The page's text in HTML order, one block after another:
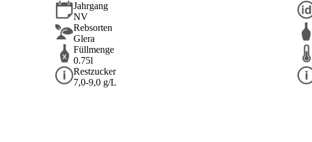
Jahrgang
NV
Rebsorten
Glera
Füllmenge
0.75l
Restzucker
7,0-9,0 g/L